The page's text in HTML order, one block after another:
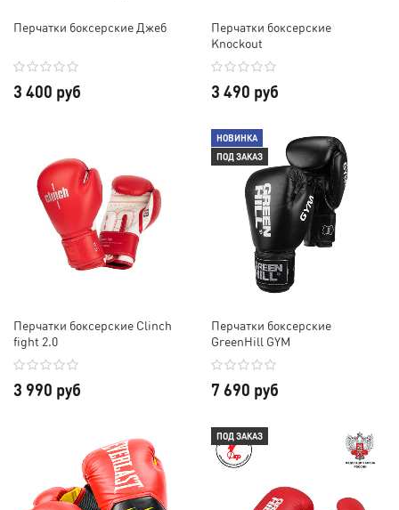
Перчатки боксерские Джеб
3 400 руб
Перчатки боксерские
Knockout
3 490 руб
Перчатки боксерские Clinch
fight 2.0
3 990 руб
НОВИНКА
ПОД ЗАКАЗ
Перчатки боксерские
GreenHill GYM
7 690 руб
ПОД ЗАКАЗ